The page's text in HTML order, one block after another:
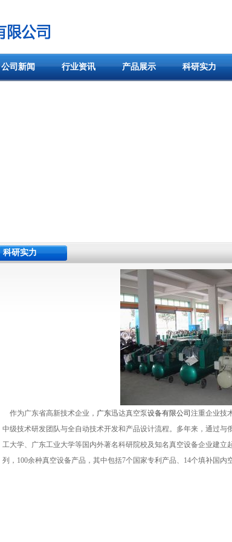
公司新闻 行业资讯 产品展示 科研实力
科研实力
作为广东省高新技术企业， 广东迅达真空泵设备有限公司 注重企业技
中级技术研发团队与全自动技术开发和产品设计流程。多年来，通过
工大学、广东工业大学等国内外著名科研院校及知名真空设备企业建
列，100余种真空设备产品，其中包括7个国家专利产品、14个填补国内